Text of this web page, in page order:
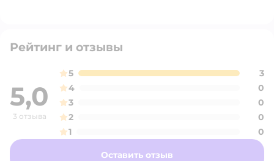
Рейтинг и отзывы
5,0
3 отзыва
5
3
4
0
3
0
2
0
1
0
Оставить отзыв